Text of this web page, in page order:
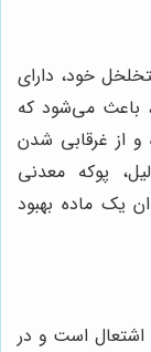
خود، دارای
باعث می‌شود که
و از غرقابی شدن
پوکه معدنی
یک ماده بهبود
اشتعال است و در